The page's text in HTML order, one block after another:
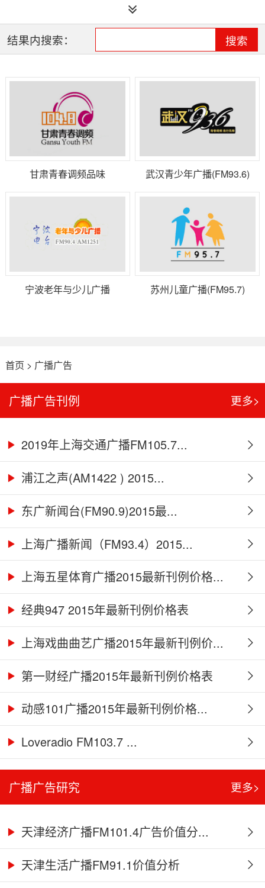
河北
黑龙江
江西
辽宁 山东
山西
陕西
云南 新疆
青海
内蒙古
广西
结果内搜索： 搜索
甘肃青春调频品味
武汉青少年广播(FM93.6)
宁波老年与少儿广播
苏州儿童广播(FM95.7)
首页 > 广播广告
广播广告刊例 更多>
2019年上海交通广播FM105.7...
浦江之声(AM1422 ) 2015...
东广新闻台(FM90.9)2015最...
上海广播新闻（FM93.4）2015...
上海五星体育广播2015最新刊例价格...
经典947 2015年最新刊例价格表
上海戏曲曲艺广播2015年最新刊例价...
第一财经广播2015年最新刊例价格表
动感101广播2015年最新刊例价格...
Loveradio FM103.7 ...
广播广告研究 更多>
天津经济广播FM101.4广告价值分...
天津生活广播FM91.1价值分析